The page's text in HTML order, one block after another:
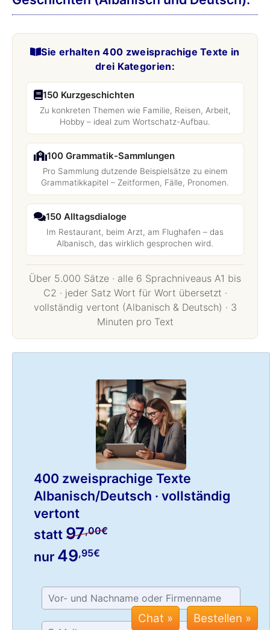
Sie erhalten 400 zweisprachige Texte in
drei Kategorien:
150 Kurzgeschichten
Zu konkreten Themen wie Familie, Reisen, Arbeit,
Hobby – ideal zum Wortschatz-Aufbau.
100 Grammatik-Sammlungen
Pro Sammlung dutzende Beispielsätze zu einem
Grammatikkapitel – Zeitformen, Fälle, Pronomen.
150 Alltagsdialoge
Im Restaurant, beim Arzt, am Flughafen – das
Albanisch, das wirklich gesprochen wird.
Über 5.000 Sätze · alle 6 Sprachniveaus A1 bis
C2 · jeder Satz Wort für Wort übersetzt ·
vollständig vertont (Albanisch & Deutsch) · 3
Minuten pro Text
400 zweisprachige Texte
Albanisch/Deutsch · vollständig
vertont
statt97,00€
nur 49,95€
Chat »